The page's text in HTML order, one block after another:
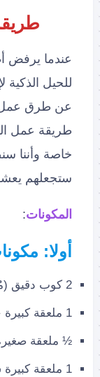
عندما يرفض
للحيل الذكية
عن طرق عمل
طريقة عمل
خاصة وأننا
ستجعلهم
المكونات:
أولا:
2 كوب دقيق (مُعجنات) منخول.
1 ملعقة كبيرة خميرة فورية.
½ ملعقة
1 ملعقة كبيرة سكر.